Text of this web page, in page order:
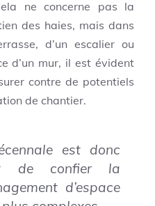
ne concerne pas la
des haies, mais dans
d’un escalier ou
d’un mur, il est évident
contre de potentiels
de chantier.
est donc
de confier la
d’espace